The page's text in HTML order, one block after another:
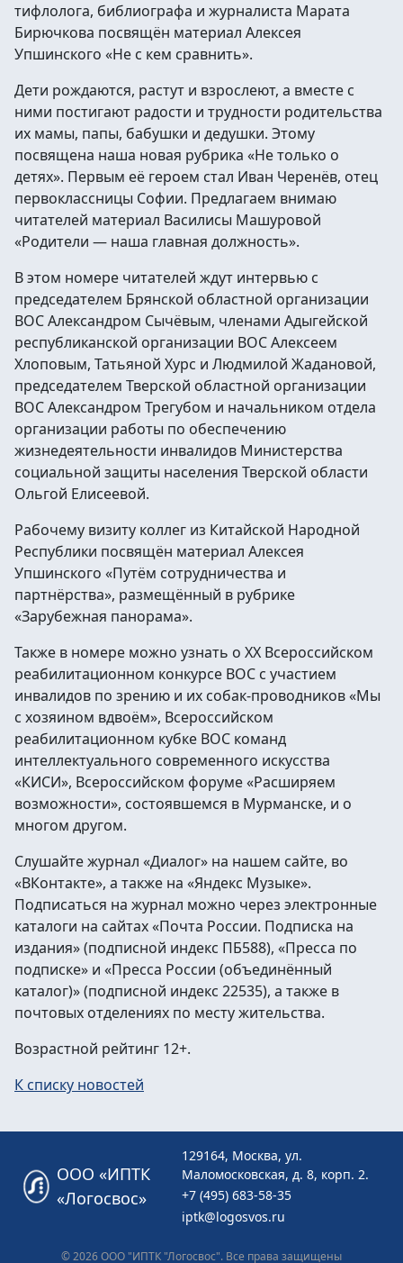
тифлолога, библиографа и журналиста Марата
Бирючкова посвящён материал Алексея
Упшинского «Не с кем сравнить».
Дети рождаются, растут и взрослеют, а вместе с
ними постигают радости и трудности родительства
их мамы, папы, бабушки и дедушки. Этому
посвящена наша новая рубрика «Не только о
детях». Первым её героем стал Иван Черенёв, отец
первоклассницы Софии. Предлагаем внимаю
читателей материал Василисы Машуровой
«Родители — наша главная должность».
В этом номере читателей ждут интервью с
председателем Брянской областной организации
ВОС Александром Сычёвым, членами Адыгейской
республиканской организации ВОС Алексеем
Хлоповым, Татьяной Хурс и Людмилой Жадановой,
председателем Тверской областной организации
ВОС Александром Трегубом и начальником отдела
организации работы по обеспечению
жизнедеятельности инвалидов Министерства
социальной защиты населения Тверской области
Ольгой Елисеевой.
Рабочему визиту коллег из Китайской Народной
Республики посвящён материал Алексея
Упшинского «Путём сотрудничества и
партнёрства», размещённый в рубрике
«Зарубежная панорама».
Также в номере можно узнать о XX Всероссийском
реабилитационном конкурсе ВОС с участием
инвалидов по зрению и их собак-проводников «Мы
с хозяином вдвоём», Всероссийском
реабилитационном кубке ВОС команд
интеллектуального современного искусства
«КИСИ», Всероссийском форуме «Расширяем
возможности», состоявшемся в Мурманске, и о
многом другом.
Слушайте журнал «Диалог» на нашем сайте, во
«ВКонтакте», а также на «Яндекс Музыке».
Подписаться на журнал можно через электронные
каталоги на сайтах «Почта России. Подписка на
издания» (подписной индекс ПБ588), «Пресса по
подписке» и «Пресса России (объединённый
каталог)» (подписной индекс 22535), а также в
почтовых отделениях по месту жительства.
Возрастной рейтинг 12+.
К списку новостей
ООО «ИПТК
«Логосвос»
129164, Москва, ул.
Маломосковская, д. 8, корп. 2.
+7 (495) 683-58-35
iptk@logosvos.ru
© 2026 ООО "ИПТК "Логосвос". Все права защищены